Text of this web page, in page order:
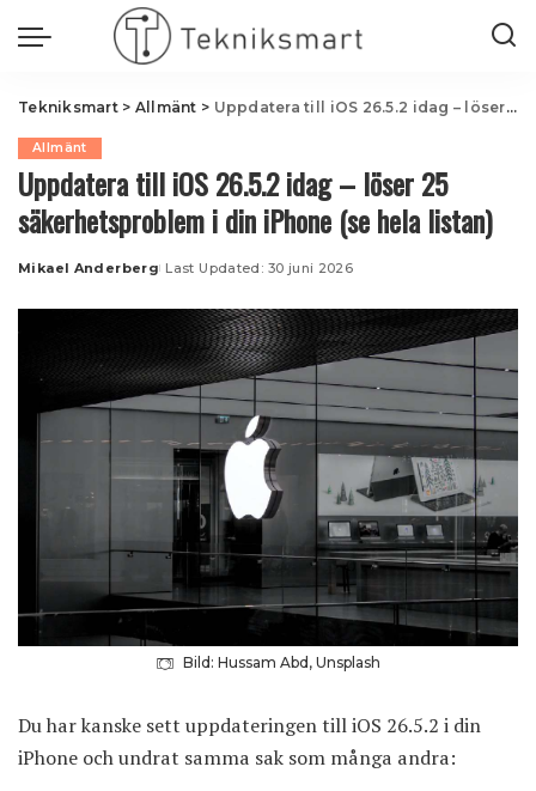
Tekniksmart> Allmänt > Uppdatera till iOS 26.5.2 idag – löser 25 säkerhetsproblem i din iPhone (se hela listan)
Allmänt
Uppdatera till iOS 26.5.2 idag – löser 25
säkerhetsproblem i din iPhone (se hela listan)
Posted
Mikael Anderberg Last Updated: 30 juni 2026
Bild: Hussam Abd, Unsplash
Du har kanske sett uppdateringen till iOS 26.5.2 i din
iPhone och undrat samma sak som många andra: